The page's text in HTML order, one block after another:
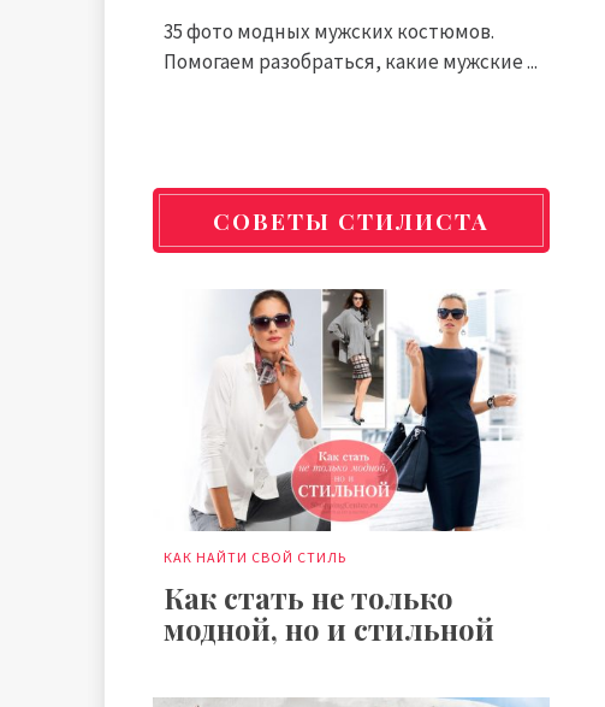
35 фото модных мужских костюмов.
Помогаем разобраться, какие мужские ...
СОВЕТЫ СТИЛИСТА
КАК НАЙТИ СВОЙ СТИЛЬ
Как стать не только
модной, но и стильной